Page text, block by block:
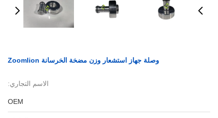
وصلة جهاز استشعار وزن مضخة الخرسانة Zoomlion
الاسم التجاري:
OEM